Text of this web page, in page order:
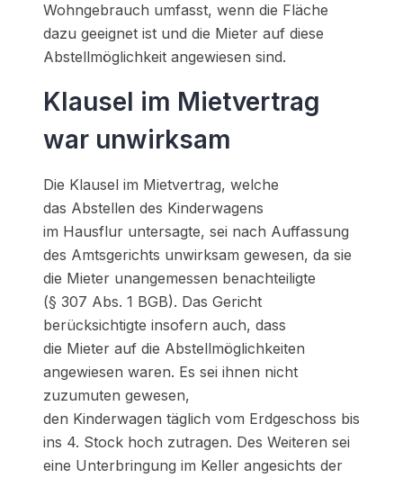
Wohngebrauch umfasst, wenn die Fläche
dazu geeignet ist und die Mieter auf diese
Abstellmöglichkeit angewiesen sind.
Klausel im Mietvertrag
war unwirksam
Die Klausel im Mietvertrag, welche
das Abstellen des Kinderwagens
im Hausflur untersagte, sei nach Auffassung
des Amtsgerichts unwirksam gewesen, da sie
die Mieter unangemessen benachteiligte
(§ 307 Abs. 1 BGB). Das Gericht
berücksichtigte insofern auch, dass
die Mieter auf die Abstellmöglichkeiten
angewiesen waren. Es sei ihnen nicht
zuzumuten gewesen,
den Kinderwagen täglich vom Erdgeschoss bis
ins 4. Stock hoch zutragen. Des Weiteren sei
eine Unterbringung im Keller angesichts der